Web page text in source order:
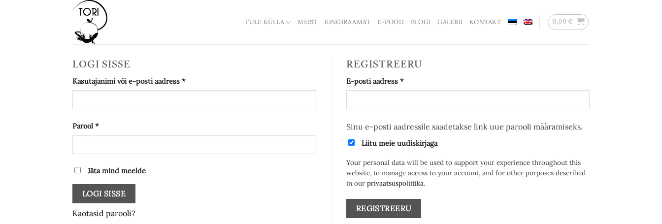
TULE KÜLLA MEIST KINGIRAAMAT E-POOD BLOGI GALERII KONTAKT 0,00€
LOGI SISSE
Kasutajanimi või e-posti aadress *Nõutud
Parool *Nõutud
Jäta mind meelde
LOGI SISSE
Kaotasid parooli?
REGISTREERU
E-posti aadress *Nõutud
Sinu e-posti aadressile saadetakse link uue parooli määramiseks.
Liitu meie uudiskirjaga
Your personal data will be used to support your experience throughout this
website, to manage access to your account, and for other purposes described
in our privaatsuspoliitika.
REGISTREERU